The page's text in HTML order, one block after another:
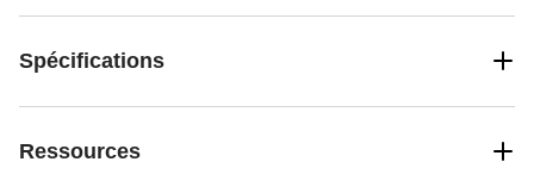
Spécifications
Ressources